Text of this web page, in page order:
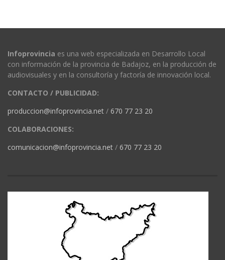
Infoprovincia es una web especializada en Desarrollo Local
con información de la provincia de Badajoz, en la producción de
audiovisuales y en la consultoría y factoría de innovación local.
CONTACTO / PUBLICIDAD:
produccion@infoprovincia.net / 670 77 23 20
COLABORACIONES:
comunicacion@infoprovincia.net / 670 77 23 20